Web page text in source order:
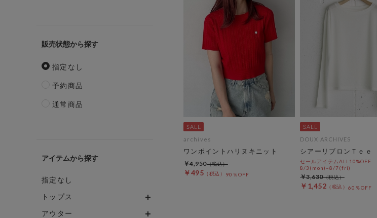
販売状態
指定なし
予約商品
通常商品
アイテム
指定なし
トップス
アウター
archives
ワンポイントハリヌキニット
￥495 90％OFF
￥4,950
DOUX ARCHIVES
シアーリブロンＴｅｅ
セールアイテムALL10%OFF
8/3(mon)~8/7(fri)
￥1,452 60％OFF
￥3,630